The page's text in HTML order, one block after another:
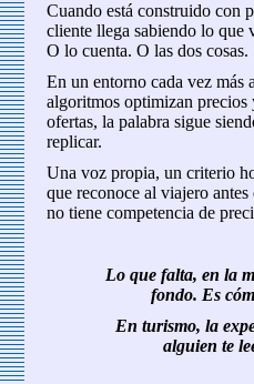
Cuando está construido con
cliente llega sabiendo lo
O lo cuenta. O las dos cosas.
En un entorno cada vez más
algoritmos optimizan precios
ofertas, la palabra sigue
replicar.
Una voz propia, un criterio
que reconoce al viajero
no tiene competencia de
Lo que falta, en la
fondo. Es
En turismo, la
alguien te